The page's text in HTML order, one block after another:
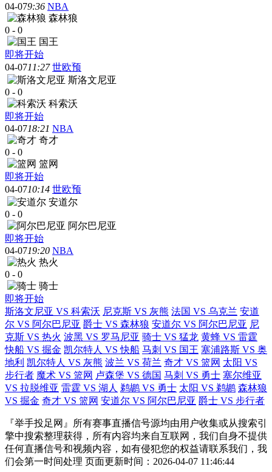
04-079:36 NBA
森林狼
0 - 0
国王
即将开始
04-0711:27 世欧预
斯洛文尼亚
0 - 0
科索沃
即将开始
04-0718:21 NBA
奇才
0 - 0
篮网
即将开始
04-0710:14 世欧预
安道尔
0 - 0
阿尔巴尼亚
即将开始
04-0719:20 NBA
热火
0 - 0
骑士
即将开始
斯洛文尼亚 VS 科索沃 尼克斯 VS 灰熊 法国 VS 乌克兰 安道
尔 VS 阿尔巴尼亚 爵士 VS 森林狼 安道尔 VS 阿尔巴尼亚 尼
克斯 VS 热火 波黑 VS 罗马尼亚 骑士 VS 猛龙 黄蜂 VS 雷霆
快船 VS 掘金 凯尔特人 VS 快船 马刺 VS 国王 塞浦路斯 VS 奥
地利 凯尔特人 VS 灰熊 波兰 VS 荷兰 奇才 VS 篮网 太阳 VS
步行者 魔术 VS 篮网 卢森堡 VS 德国 马刺 VS 勇士 塞尔维亚
VS 拉脱维亚 雷霆 VS 湖人 鹈鹕 VS 勇士 太阳 VS 鹈鹕 森林狼
VS 掘金 奇才 VS 篮网 安道尔 VS 阿尔巴尼亚 爵士 VS 步行者
『举手投足网』所有赛事直播信号源均由用户收集或从搜索引
擎中搜索整理获得，所有内容均来自互联网，我们自身不提供
任何直播信号和视频内容，如有侵犯您的权益请联系我们，我
们会第一时间处理 页面更新时间：2026-04-07 11:46:44